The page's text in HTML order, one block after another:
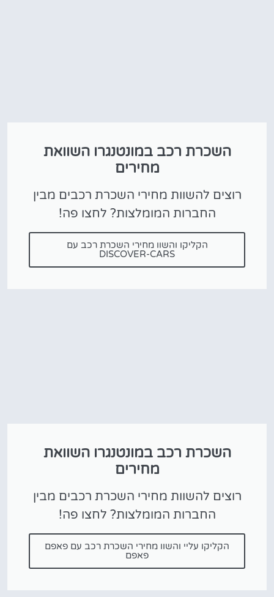
השכרת רכב במונטנגרו השוואת
מחירים
רוצים להשוות מחירי השכרת רכבים מבין
החברות המומלצות? לחצו פה!
הקליקו והשוו מחירי השכרת רכב עם
DISCOVER-CARS
השכרת רכב במונטנגרו השוואת
מחירים
רוצים להשוות מחירי השכרת רכבים מבין
החברות המומלצות? לחצו פה!
הקליקו עליי והשוו מחירי השכרת רכב עם פאפם
פאפם